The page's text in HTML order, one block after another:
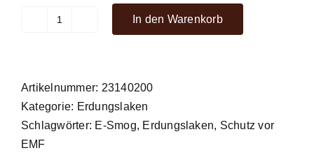
cm
Menge
In den Warenkorb
Artikelnummer: 23140200
Kategorie: Erdungslaken
Schlagwörter: E-Smog, Erdungslaken, Schutz vor
EMF